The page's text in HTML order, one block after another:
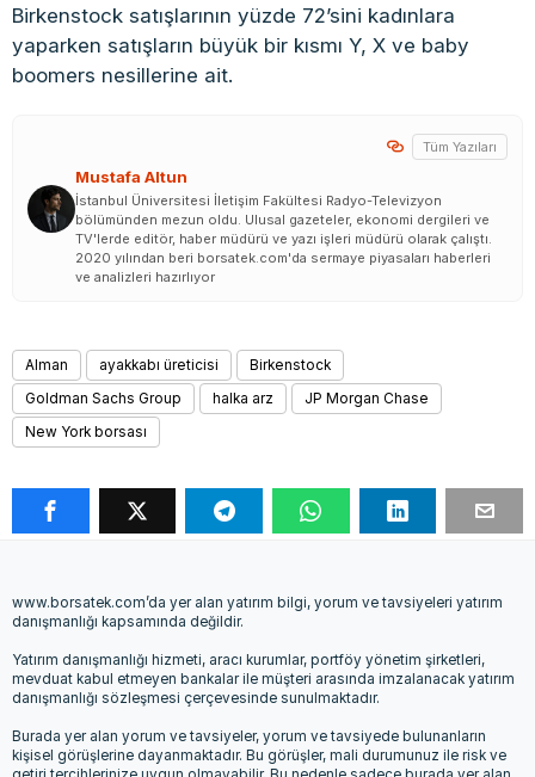
Birkenstock satışlarının yüzde 72’sini kadınlara
yaparken satışların büyük bir kısmı Y, X ve baby
boomers nesillerine ait.
Mustafa Altun
Tüm Yazıları
İstanbul Üniversitesi İletişim Fakültesi Radyo-Televizyon
bölümünden mezun oldu. Ulusal gazeteler, ekonomi dergileri ve
TV'lerde editör, haber müdürü ve yazı işleri müdürü olarak çalıştı.
2020 yılından beri borsatek.com'da sermaye piyasaları haberleri
ve analizleri hazırlıyor
Alman ayakkabı üreticisi
Birkenstock
Goldman Sachs Group
halka arz
JP Morgan Chase
New York borsası
www.borsatek.com’da yer alan yatırım bilgi, yorum ve tavsiyeleri yatırım
danışmanlığı kapsamında değildir.
Yatırım danışmanlığı hizmeti, aracı kurumlar, portföy yönetim şirketleri,
mevduat kabul etmeyen bankalar ile müşteri arasında imzalanacak yatırım
danışmanlığı sözleşmesi çerçevesinde sunulmaktadır.
Burada yer alan yorum ve tavsiyeler, yorum ve tavsiyede bulunanların
kişisel görüşlerine dayanmaktadır. Bu görüşler, mali durumunuz ile risk ve